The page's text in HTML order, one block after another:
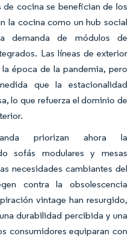
cocina se benefician de los
la cocina como un hub social
demanda de módulos de
Las líneas de exterior
época de la pandemia, pero
que la estacionalidad
lo que refuerza el dominio de
priorizan ahora la
sofás modulares y mesas
necesidades cambiantes del
contra la obsolescencia
vintage han resurgido,
durabilidad percibida y una
consumidores equiparan con